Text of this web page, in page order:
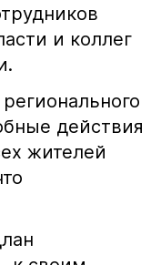
и коллег
действия
жителей